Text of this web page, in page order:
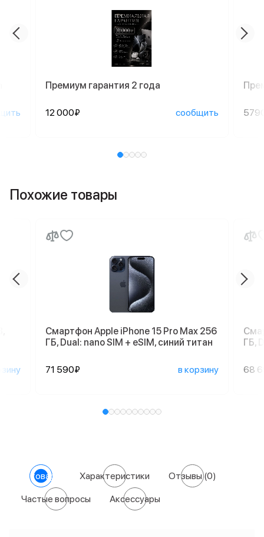
Премиум гарантия 2 года
12 000₽ сообщить
Похожие товары
Смартфон Apple iPhone 15 Pro Max 256
ГБ, Dual: nano SIM + eSIM, синий титан
71 590₽ в корзину
ГБ,
68
О товаре Характеристики Отзывы(0)
Частые вопросы Аксессуары